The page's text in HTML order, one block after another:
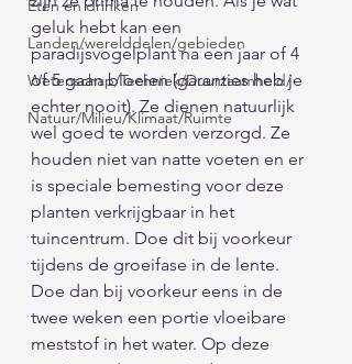
Eten en drinken
Landen/werelddelen/gebieden
Wetenschap/Techniek/Duurzaamheid/
Natuur/Milieu/Klimaat/Ruimte
geluk hebt kan een
paradijsvogelplant na een jaar of 4
of 5 gaan bloeien (garanties heb je
echter nooit). Ze dienen natuurlijk
wel goed te worden verzorgd. Ze
houden niet van natte voeten en er
is speciale bemesting voor deze
planten verkrijgbaar in het
tuincentrum. Doe dit bij voorkeur
tijdens de groeifase in de lente.
Doe dan bij voorkeur eens in de
twee weken een portie vloeibare
meststof in het water. Op deze